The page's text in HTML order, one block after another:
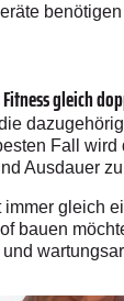
gleich
Fall
Ausdauer
gleich
bauen